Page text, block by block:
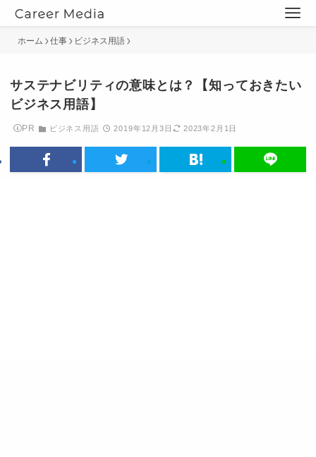
ホーム 仕事 ビジネス用語
サステナビリティの意味とは？【知っておきたい
ビジネス用語】
PR ビジネス用語 2019年12月3日 2023年2月1日